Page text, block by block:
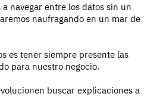
navegar entre los datos sin un
naufragando en un mar de
es tener siempre presente las
para nuestro negocio.
buscar explicaciones a